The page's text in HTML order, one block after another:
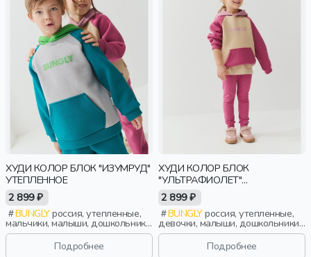
ХУДИ КОЛОР БЛОК "ИЗУМРУД"
УТЕПЛЕННОЕ
2 899 ₽
BUNGLYроссия, утепленные,
мальчики, малыши, дошкольники,
дети
Подробнее
ХУДИ КОЛОР БЛОК
"УЛЬТРАФИОЛЕТ"
УТЕПЛЕННОЕ
2 899 ₽
BUNGLYроссия, утепленные,
девочки, малыши, дошкольники,
дети
Подробнее